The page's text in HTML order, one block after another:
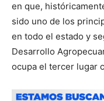
en que,
sido uno de los
en todo el estado y
Desarrollo
ocupa el tercer lugar